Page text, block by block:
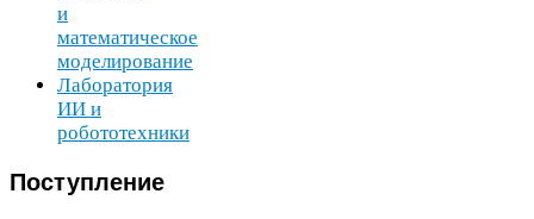
и
математическое
моделирование
Лаборатория
ИИ и
робототехники
Поступление